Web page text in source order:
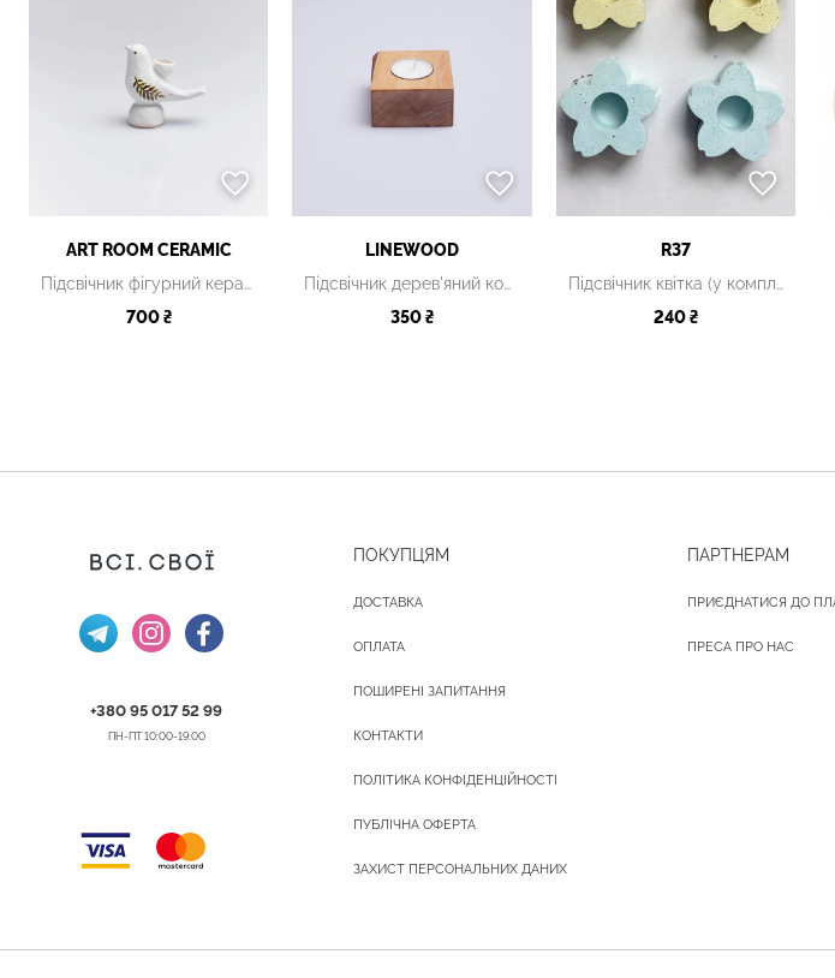
ART ROOM CERAMIC
Підсвічник фігурний керамічний
700 ₴
LINEWOOD
Підсвічник дерев'яний коричневий
350 ₴
R37
Підсвічник квітка (у комплекті 2 підсвічники: жовтий і блакитний)
240 ₴
+380 95 017 52 99
ПН-ПТ 10:00-19:00
ПОКУПЦЯМ
ДОСТАВКА
ОПЛАТА
ПОШИРЕНІ ЗАПИТАННЯ
КОНТАКТИ
ПОЛІТИКА КОНФІДЕНЦІЙНОСТІ
ПУБЛІЧНА ОФЕРТА
ЗАХИСТ ПЕРСОНАЛЬНИХ ДАНИХ
ПАРТНЕРАМ
ПРИЄДНАТИСЯ ДО
ПРЕСА ПРО НАС